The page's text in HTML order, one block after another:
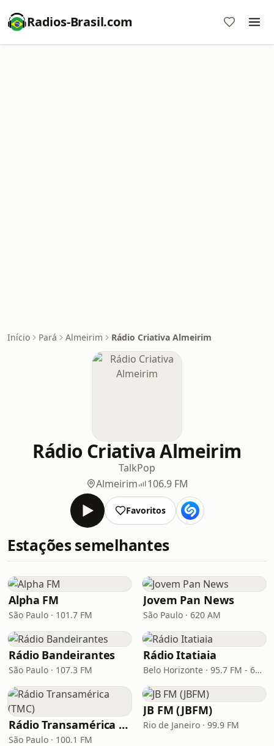
Radios-Brasil.com
Início Pará Almeirim Rádio Criativa Almeirim
Rádio Criativa Almeirim
TalkPop
Almeirim
106.9 FM
Favoritos
Estações semelhantes
Alpha FM
São Paulo · 101.7 FM
Jovem Pan News
São Paulo · 620 AM
Rádio Bandeirantes
São Paulo · 107.3 FM
Rádio Itatiaia
Belo Horizonte · 95.7 FM - 610 AM
Rádio Transamérica (TMC)
São Paulo · 100.1 FM
JB FM (JBFM)
Rio de Janeiro · 99.9 FM